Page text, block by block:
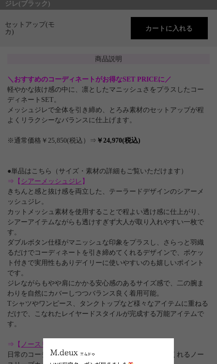
ジレ(ブラック)
セットアップ(モ
カ)
商品説明
＼おすすめのコーディネートがお得なSET PRICEに／
軽やかな抜け感の中に、凛としたマニッシュさをプラスしたコー
ディネートSET。
メッシュジレで全体を引き締め、とろみ素材のセットアップが程
よくリラクシーなバランスに仕上げます。
※通常価格￥25,850(税込）⇒ ￥24,970(税込)
●単品はこちら（サイズ・素材の詳細もご覧いただけます）
⇒【 シアーメッシュジレ 】
きちんと感と抜け感を両立した、テーラードデザインのシアーメ
ッシュジレ。
カットメッシュ素材を使用することで程よい透け感に仕上がり、
シアーアイテムながらも透けすぎず大人が取り入れやすい一枚で
す。
ダブルボタン仕様がマニッシュな印象をプラスし、さらっと羽織
るだけでコーディネートを引き締めてくれるデザインで、ポケッ
ト付きで実用性もありデイリーに使いやすいのも嬉しいポイント
です。
ジレながらもやや肩にかかる安心感のあるサイズ感で、二の腕ま
わりを自然にカバーしつつバランス良く着用可能。
Tシャツやワンピース、タンクトップなど様々なアイテムに重ねる
だけで、こなれたレイヤードスタイルが完成する万能アイテムで
す。
⇒【 ノースリカットソー
日常のコーディネートにさりげなく華やかさを加えてくれるノー